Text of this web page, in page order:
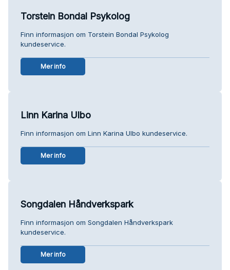
Torstein Bondal Psykolog
Finn informasjon om Torstein Bondal Psykolog
kundeservice.
Mer info
Linn Karina Ulbo
Finn informasjon om Linn Karina Ulbo kundeservice.
Mer info
Songdalen Håndverkspark
Finn informasjon om Songdalen Håndverkspark
kundeservice.
Mer info